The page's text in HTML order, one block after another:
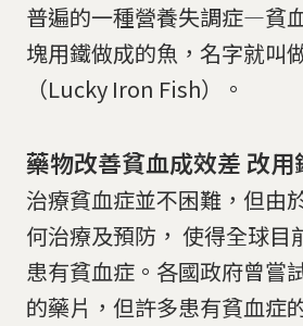
普遍的一種營養失調症—貧
塊用鐵做成的魚，名字就叫
（Lucky Iron Fish）。
藥物改善貧血成效差 改用
治療貧血症並不困難，但由
何治療及預防， 使得全球目
患有貧血症。各國政府曾嘗
的藥片，但許多患有貧血症